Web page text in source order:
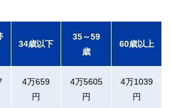
34歳以下
35～59
歳
60歳以上
4万659
円
4万5605
円
4万1039
円